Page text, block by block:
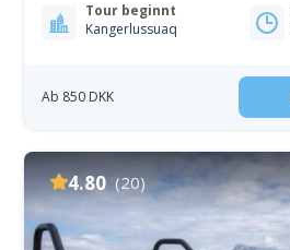
Tour beginnt
Kangerlussuaq
Ab 850 DKK
4.80 (20)